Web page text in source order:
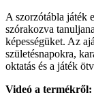
A szorzótábla játék
szórakozva
képességüket. Az
születésnapokra,
oktatás és a játék
Videó a termékről: